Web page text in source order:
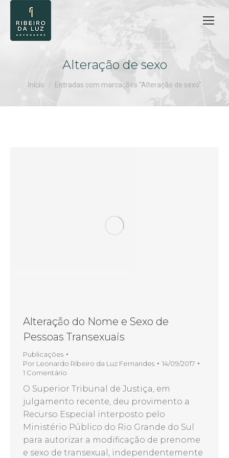
Alteração de sexo
Você está aqui:
Início Entradas com marcações "Alteração de sexo"
Alteração do Nome e Sexo de
Pessoas Transexuais
Publicações
Por Leonardo Ribeiro da Luz Fernandes
14/09/2017
1 Comentário
O Superior Tribunal de Justiça, em
julgamento recente, deu provimento a
Recurso Especial interposto pelo
Ministério Público do Rio Grande do Sul
para autorizar a modificação de prenome
e sexo de transexual, independentemente